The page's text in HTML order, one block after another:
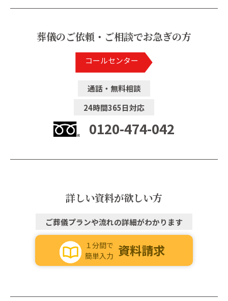
葬儀のご依頼・ご相談でお急ぎの方
コールセンター
通話・無料相談
24時間365日対応
0120-474-042
詳しい資料が欲しい方
ご葬儀プランや流れの詳細がわかります
１分間で
簡単入力 資料請求